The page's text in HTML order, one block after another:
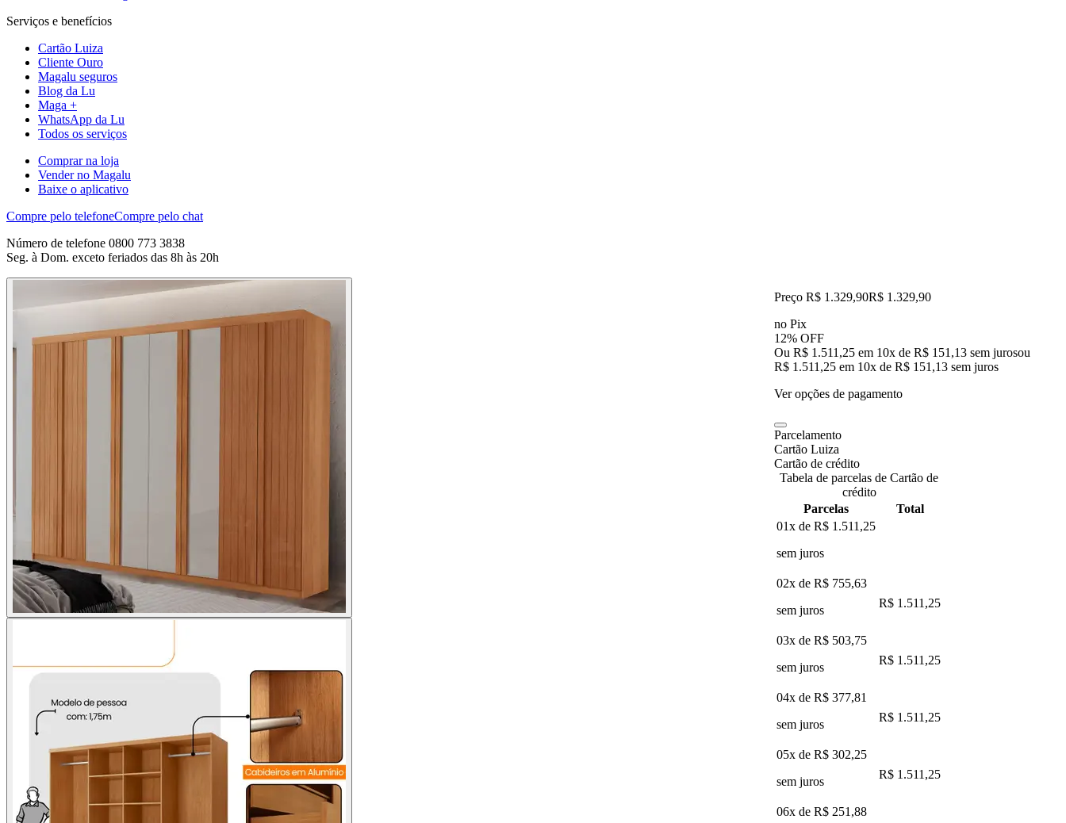
Serviços e benefícios
Cartão Luiza
Cliente Ouro
Magalu seguros
Blog da Lu
Maga +
WhatsApp da Lu
Todos os serviços
Comprar na loja
Vender no Magalu
Baixe o aplicativo
Compre pelo telefoneCompre pelo chat
Número de telefone 0800 773 3838
Seg. à Dom. exceto feriados das 8h às 20h
Preço R$ 1.329,90R$ 1.329,90
no Pix
12% OFF
Ou R$ 1.511,25 em 10x de R$ 151,13 sem jurosou
R$ 1.511,25 em 10x de R$ 151,13 sem juros
Ver opções de pagamento
Parcelamento
Cartão Luiza
Cartão de crédito
Tabela de parcelas de Cartão de
crédito
Parcelas
Total
01x de R$ 1.511,25
sem juros
02x de R$ 755,63
sem juros
R$ 1.511,25
03x de R$ 503,75
sem juros
R$ 1.511,25
04x de R$ 377,81
sem juros
R$ 1.511,25
05x de R$ 302,25
sem juros
R$ 1.511,25
06x de R$ 251,88